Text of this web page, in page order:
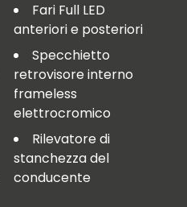
Fari Full LED
anteriori e posteriori
Specchietto
retrovisore interno
frameless
elettrocromico
Rilevatore di
stanchezza del
conducente